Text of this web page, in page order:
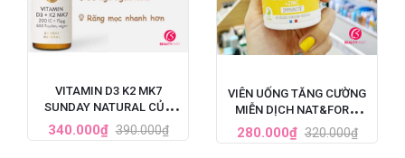
VITAMIN D3 K2 MK7
SUNDAY NATURAL CỦA
ĐỨC TĂNG CHIỀU CAO CHO
BÉ 20ML
340.000₫ 390.000₫
VIÊN UỐNG TĂNG CƯỜNG
MIỄN DỊCH NAT&FORM
VITAMIN D3 + ZINC HỘP 60
VIÊN
280.000₫ 320.000₫